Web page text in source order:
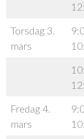
Torsdag 3.
mars
Fredag 4.
mars